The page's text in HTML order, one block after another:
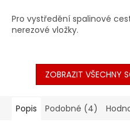
Pro vystředění spalinové
nerezové vložky.
ZOBRAZIT VŠECHNY
Popis Podobné (4)